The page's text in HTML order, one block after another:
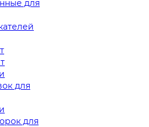
для
для
для